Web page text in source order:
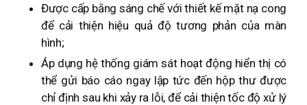
Được cấp bằng sáng chế với thiết kế mặt nạ cong
để cải thiện hiệu quả độ tương phản của màn
hình;
Áp dụng hệ thống giám sát hoạt động hiển thị có
thể gửi báo cáo ngay lập tức đến hộp thư được
chỉ định sau khi xảy ra lỗi, để cải thiện tốc độ xử lý